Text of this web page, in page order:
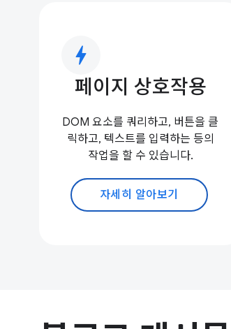
bolt
페이지 상호작용
DOM 요소를 쿼리하고, 버튼을 클
릭하고, 텍스트를 입력하는 등의
작업을 할 수 있습니다.
자세히 알아보기